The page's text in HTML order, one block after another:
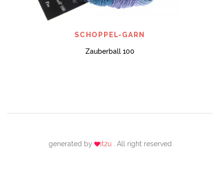
SCHOPPEL-GARN
Zauberball 100
generated by it2u . All right reserved